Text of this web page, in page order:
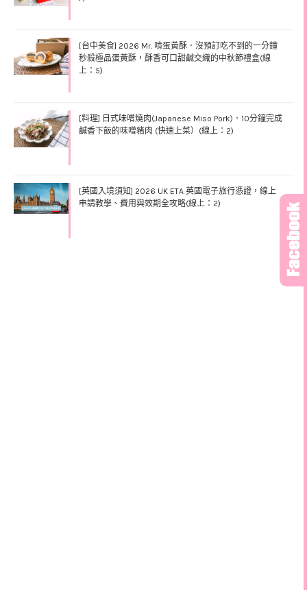
[台中美食] 2026 Mr. 啃蛋黃酥．沒預訂吃不到的一分鐘
秒殺極品蛋黃酥，酥香可口甜鹹交織的中秋節禮盒(線
上：5)
[料理] 日式味噌燒肉(Japanese Miso Pork)．10分鐘完成
鹹香下飯的味噌豬肉 (快速上菜）(線上：2)
[英國入境須知] 2026 UK ETA 英國電子旅行憑證，線上
申請教學、費用與效期全攻略(線上：2)